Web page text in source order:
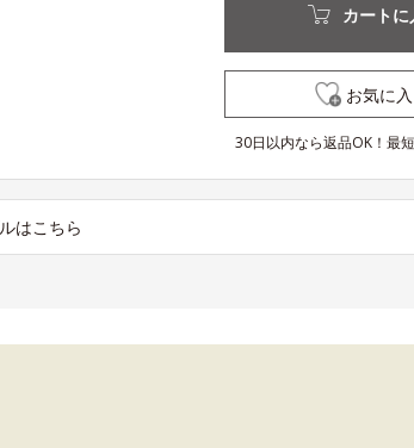
カートに
お気に
30日以内なら返品OK！最
はこちら